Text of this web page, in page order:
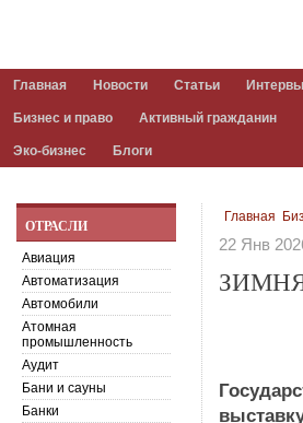
Главная Новости Статьи
Бизнес и право Активный гражданин
Эко-бизнес Блоги
Главная
22 Янв
ОТРАСЛИ
Авиация
Автоматизация
Автомобили
Атомная
промышленность
Аудит
Бани и сауны
Банки